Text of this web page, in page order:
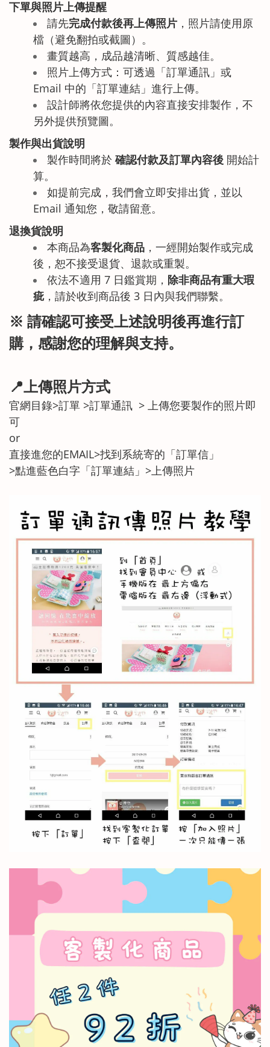
下單與照片上傳提醒
請先完成付款後再上傳照片 ，照片請使用原
檔（避免翻拍或截圖）。
畫質越高，成品越清晰、質感越佳。
照片上傳方式：可透過「訂單通訊」或
Email 中的「訂單連結」進行上傳。
設計師將依您提供的內容直接安排製作，不
另外提供預覽圖。
製作與出貨說明
製作時間將於確認付款及訂單內容後 開始計
算。
如提前完成，我們會立即安排出貨，並以
Email 通知您，敬請留意。
退換貨說明
本商品為客製化商品 ，一經開始製作或完成
後，恕不接受退貨、退款或重製。
依法不適用 7 日鑑賞期， 除非商品有重大瑕
疵，請於收到商品後 3 日內與我們聯繫。
※ 請確認可接受上述說明後再進行訂
購，感謝您的理解與支持。
📍上傳照片方式
官網目錄>訂單 >訂單通訊 > 上傳您要製作的照片即
可
or
直接進您的EMAIL>找到系統寄的「訂單信」
>點進藍色白字「訂單連結」>上傳照片